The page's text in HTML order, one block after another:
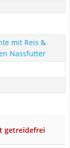
mit Reis &
Nassfutter
getreidefrei